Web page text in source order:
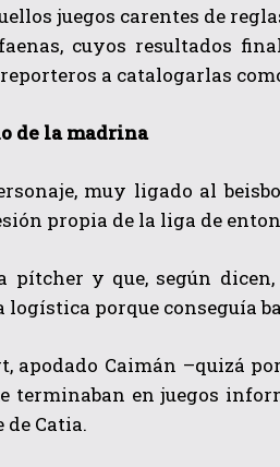
juegos carentes de
cuyos resultados
a catalogarlas
de la madrina
muy ligado al
propia de la liga de
pítcher y que, según
porque conseguía
apodado Caimán –quizá
terminaban en juegos
Catia.